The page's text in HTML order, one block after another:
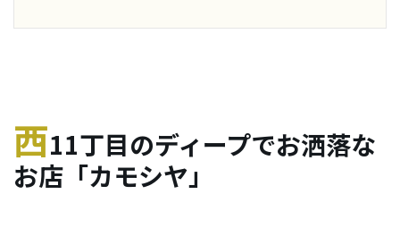
西11丁目のディープでお洒落な
お店「カモシヤ」